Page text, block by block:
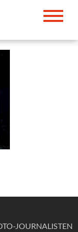
JOURNALISTEN